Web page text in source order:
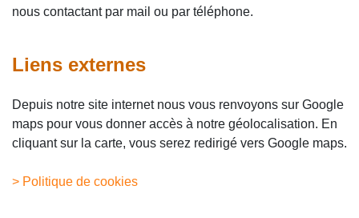
nous contactant par mail ou par téléphone.
Liens externes
Depuis notre site internet nous vous renvoyons sur Google
maps pour vous donner accès à notre géolocalisation. En
cliquant sur la carte, vous serez redirigé vers Google maps.
> Politique de cookies